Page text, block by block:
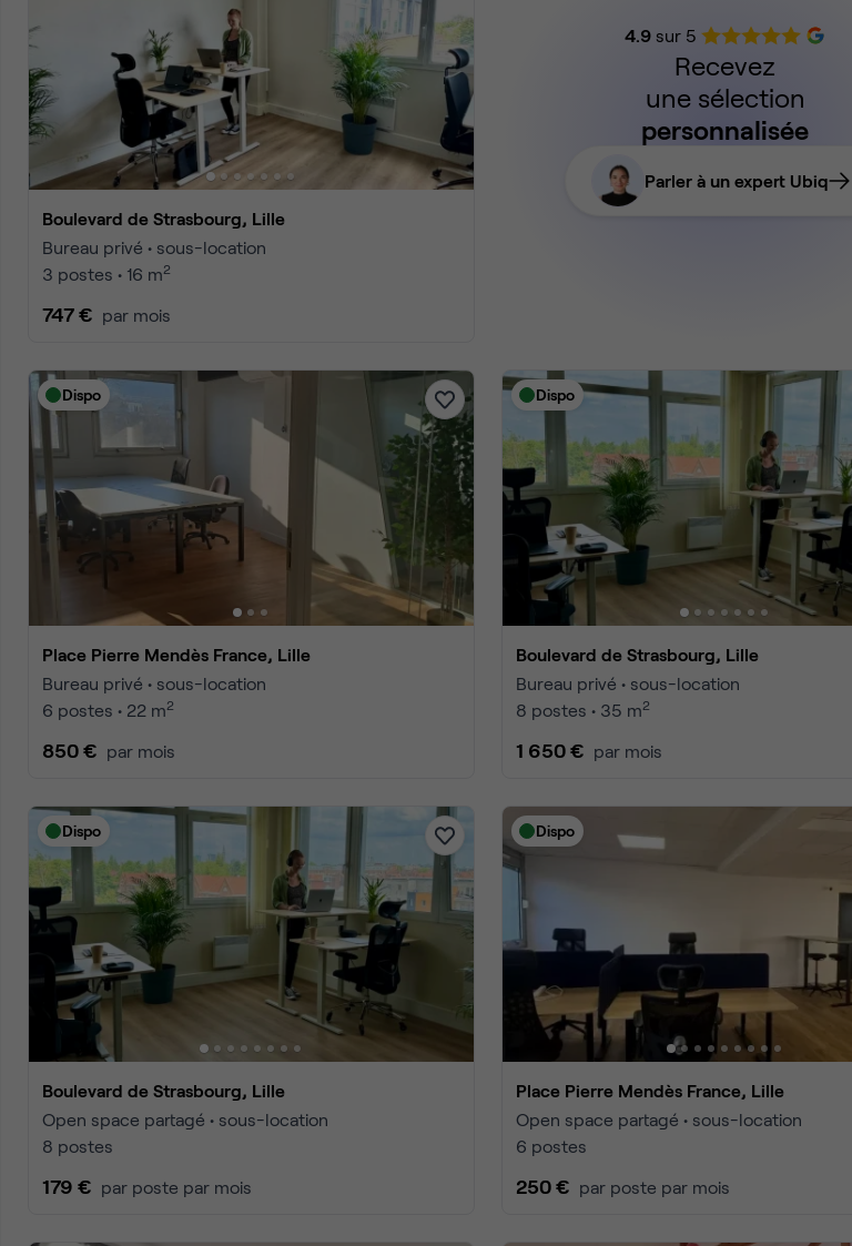
Boulevard de Strasbourg, Lille
Bureau privé • sous-location
3 postes • 16 m2
747 € par mois
4.9 sur 5
Recevez
une sélection
personnalisée
Parler à un expert Ubiq
Dispo
Place Pierre Mendès France, Lille
Bureau privé • sous-location
6 postes • 22 m2
850 € par mois
Dispo
Boulevard de Strasbourg, Lille
Bureau privé • sous-location
8 postes • 35 m2
1 650 € par mois
Dispo
Boulevard de Strasbourg, Lille
Open space partagé • sous-location
8 postes
179 € par poste par mois
Dispo
Place Pierre Mendès France, Lille
Open space partagé • sous-location
6 postes
250 € par poste par mois